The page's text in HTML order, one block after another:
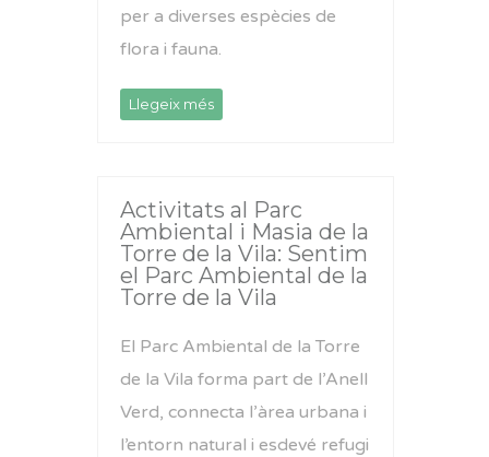
per a diverses espècies de
flora i fauna.
Llegeix més
Activitats al Parc
Ambiental i Masia de la
Torre de la Vila: Sentim
el Parc Ambiental de la
Torre de la Vila
El Parc Ambiental de la Torre
de la Vila forma part de l’Anell
Verd, connecta l’àrea urbana i
l’entorn natural i esdevé refugi